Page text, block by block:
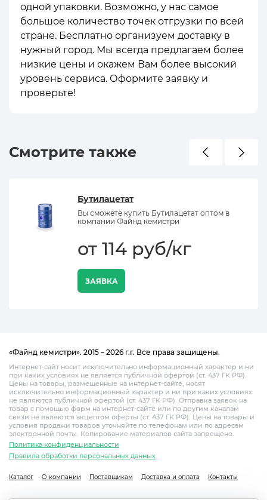
одной упаковки. Возможно, у нас самое
большое количество точек отгрузки по всей
стране. Бесплатно организуем доставку в
нужный город. Мы всегда предлагаем более
низкие цены и окажем Вам более высокий
уровень сервиса. Оформите заявку и
проверьте!
Смотрите также
Бутилацетат
Вы сможете купить Бутилацетат оптом в
компании Файнд кемистри
от 114 руб/кг
ЗАЯВКА
«Файнд кемистри». 2015 – 2026 г.г. Все права защищены.
Интернет-сайт носит исключительно информационный характер и ни
при каких условиях не является публичной офертой (ст. 437 ГК РФ).
Цены на товары, размещенные на интернет-сайте, носят
исключительно информационный характер и ни при каких условиях
не являются публичной офертой (ст. 437 ГК РФ). Отправка заявок на
товар с помощью форм на интернет-сайте или по другим каналам
связи не являются акцептом оферты (ст. 437 ГК РФ). Цены на товары и
условия продажи товаров уточняйте по телефонам или по адресам
электронной почты. Копирование материалов сайта запрещено.
Политика конфиденциальности
Правила обработки персональных данных
Каталог О компании Поставщикам Доставка и оплата Контакты